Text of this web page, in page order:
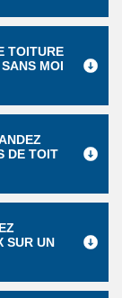
TOITURE
MOI
DE TOIT
SUR UN